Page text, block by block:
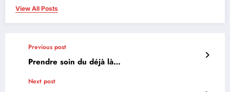
View All Posts
Previous post
Prendre soin du déjà là…
Next post